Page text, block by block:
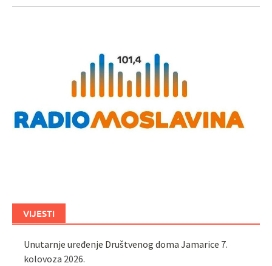
VIJESTI
Unutarnje uređenje Društvenog doma Jamarice 7.
kolovoza 2026.